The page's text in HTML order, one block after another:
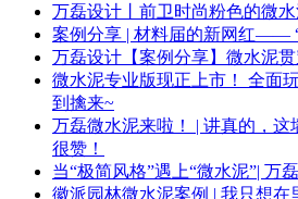
万磊设计丨前卫时尚粉色的微
案例分享 | 材料届的新网红——
万磊设计【案例分享】微水泥
微水泥专业版现正上市！ 全面
到擒来~
万磊微水泥来啦！ | 讲真的，这
很赞！
当“极简风格”遇上“微水泥”| 万
徽派园林微水泥案例 | 我只想在